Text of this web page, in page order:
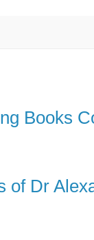
Books
of Dr